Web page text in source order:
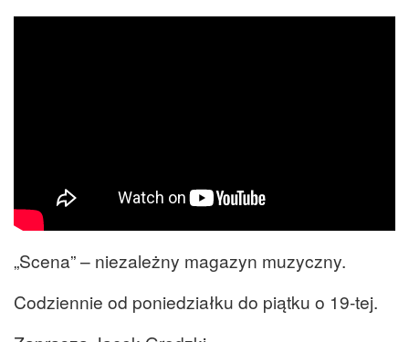
„Scena” – niezależny magazyn muzyczny.
Codziennie od poniedziałku do piątku o 19-tej.